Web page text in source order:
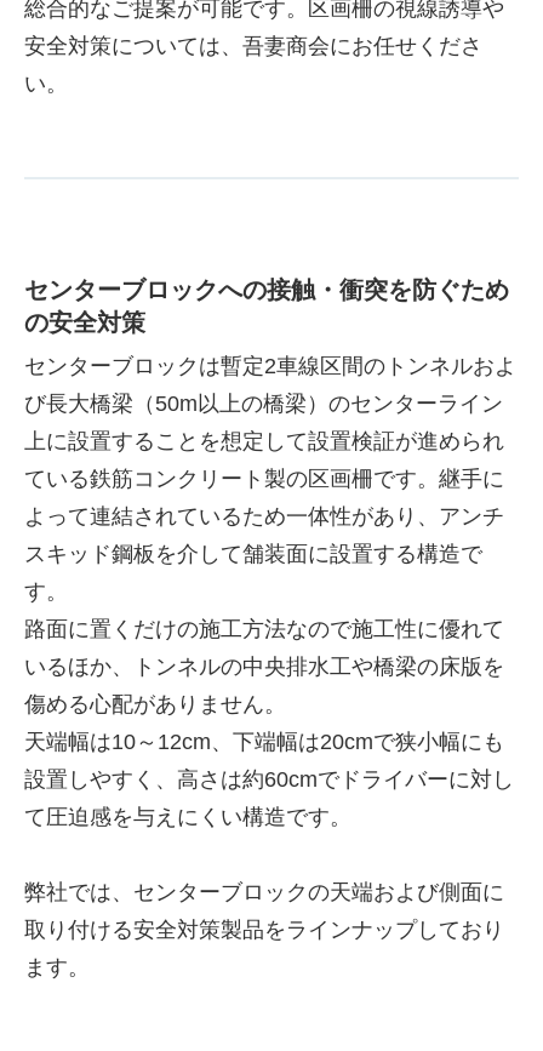
総合的なご提案が可能です。区画柵の視線誘導や
安全対策については、吾妻商会にお任せくださ
い。
センターブロックへの接触・衝突を防ぐため
の安全対策
センターブロックは暫定2車線区間のトンネルおよ
び長大橋梁（50m以上の橋梁）のセンターライン
上に設置することを想定して設置検証が進められ
ている鉄筋コンクリート製の区画柵です。継手に
よって連結されているため一体性があり、アンチ
スキッド鋼板を介して舗装面に設置する構造で
す。
路面に置くだけの施工方法なので施工性に優れて
いるほか、トンネルの中央排水工や橋梁の床版を
傷める心配がありません。
天端幅は10～12cm、下端幅は20cmで狭小幅にも
設置しやすく、高さは約60cmでドライバーに対し
て圧迫感を与えにくい構造です。
弊社では、センターブロックの天端および側面に
取り付ける安全対策製品をラインナップしており
ます。